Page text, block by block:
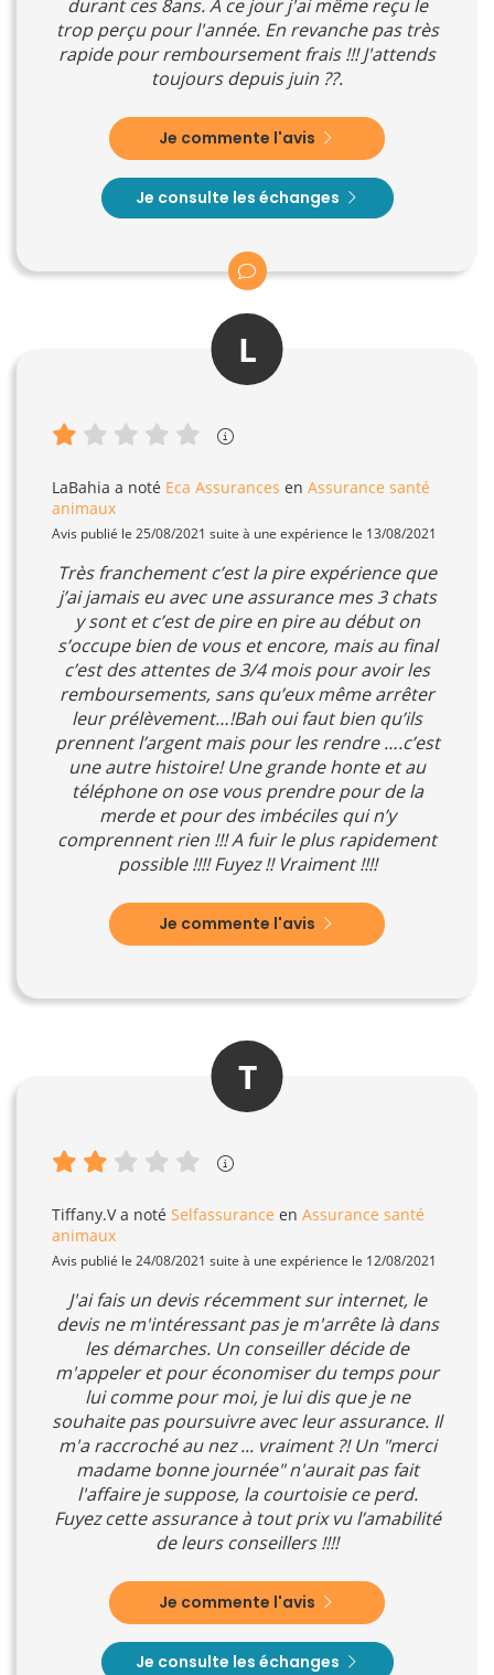
durant ces 8ans. A ce jour j'ai même reçu le
trop perçu pour l'année. En revanche pas très
rapide pour remboursement frais !!! J'attends
toujours depuis juin ??.
Je commente l'avis
Je consulte les échanges
L
LaBahia a noté Eca Assurances en Assurance santé
animaux
Avis publié le 25/08/2021 suite à une expérience le 13/08/2021
Très franchement c’est la pire expérience que
j’ai jamais eu avec une assurance mes 3 chats
y sont et c’est de pire en pire au début on
s’occupe bien de vous et encore, mais au final
c’est des attentes de 3/4 mois pour avoir les
remboursements, sans qu’eux même arrêter
leur prélèvement…!Bah oui faut bien qu’ils
prennent l’argent mais pour les rendre ….c’est
une autre histoire! Une grande honte et au
téléphone on ose vous prendre pour de la
merde et pour des imbéciles qui n’y
comprennent rien !!! A fuir le plus rapidement
possible !!!! Fuyez !! Vraiment !!!!
Je commente l'avis
T
Tiffany.Va noté Selfassurance en Assurance santé
animaux
Avis publié le 24/08/2021 suite à une expérience le 12/08/2021
J'ai fais un devis récemment sur internet, le
devis ne m'intéressant pas je m'arrête là dans
les démarches. Un conseiller décide de
m'appeler et pour économiser du temps pour
lui comme pour moi, je lui dis que je ne
souhaite pas poursuivre avec leur assurance. Il
m'a raccroché au nez ... vraiment ?! Un "merci
madame bonne journée" n'aurait pas fait
l'affaire je suppose, la courtoisie ce perd.
Fuyez cette assurance à tout prix vu l’amabilité
de leurs conseillers !!!!
Je commente l'avis
Je consulte les échanges